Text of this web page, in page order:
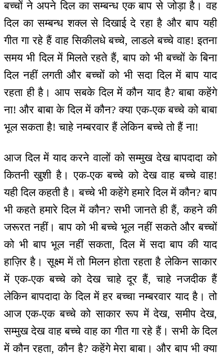
बच्चों ने अपने दिल का सम्बन्ध एक बाप से जोड़ा है। वह
दिल का सम्बन्ध शक्ल से दिखाई दे रहा है और बाप यही
गीत गा रहे हैं वाह सिकीलधे बच्चे, लाडले बच्चे वाह! इतना
समय भी दिल में मिलते रहते हैं, बाप को भी बच्चों के बिना
दिल नहीं लगती और बच्चों को भी सदा दिल में बाप याद
रहता ही है। आप सबके दिल में कौन याद है? बाबा कहेंगे
ना! और बाबा के दिल में कौन? क्या एक-एक बच्चे को बाबा
भूल सकता है! चाहे नम्बरवार हैं लेकिन बच्चे तो हैं ना!
आज दिल में याद करने वालों को सम्मुख देख बापदादा को
कितनी खुशी है। एक-एक बच्चे को देख वाह बच्चे वाह!
यही दिल कहती है। बच्चे भी कहेंगे हमारे दिल में कौन? बाप
भी कहते हमारे दिल में कौन? सभी जानते ही हैं, कहने की
जरूरत नहीं। बाप को भी बच्चे भूल नहीं सकते और बच्चों
को भी बाप भूल नहीं सकता, दिल में सदा बाप की याद
हाज़िर है। सूक्ष्म में तो मिलन होता रहता है लेकिन साकार
में एक-एक बच्चे को देख चाहे दूर हैं, चाहे नजदीक हैं
लेकिन बापदादा के दिल में हर बच्चा नम्बरवार याद है। तो
आज एक-एक बच्चे को साकार रूप में देख, समीप देख,
सम्मुख देख वाह बच्चे वाह का गीत गा रहे हैं। सभी के दिल
में कौन रहता, कौन है? कहेंगे मेरा बाबा। और बाप भी क्या